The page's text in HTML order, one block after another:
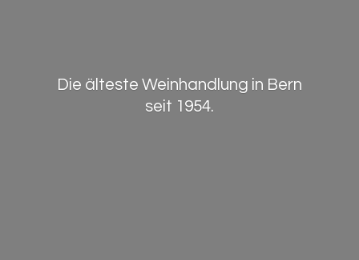
Die älteste Weinhandlung in Bern
seit 1954.